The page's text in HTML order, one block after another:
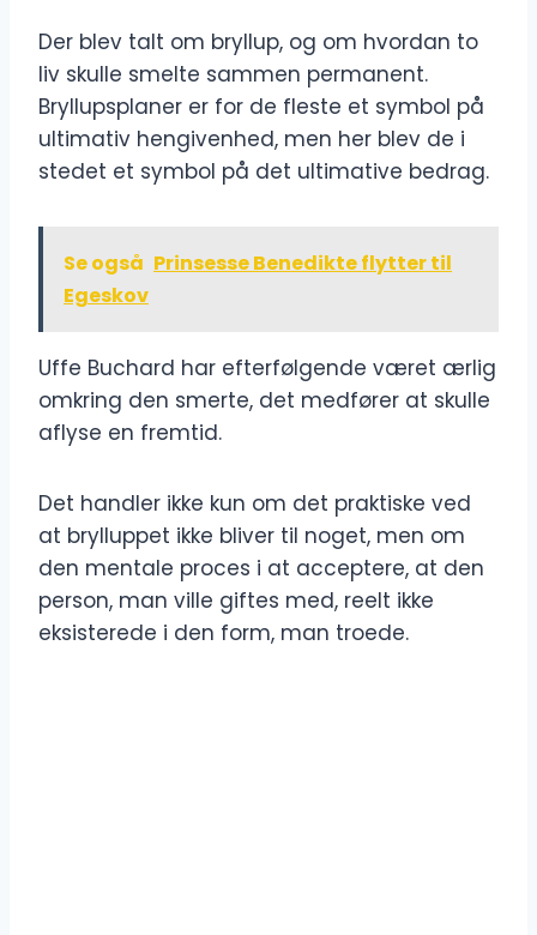
Der blev talt om bryllup, og om hvordan to
liv skulle smelte sammen permanent.
Bryllupsplaner er for de fleste et symbol på
ultimativ hengivenhed, men her blev de i
stedet et symbol på det ultimative bedrag.
Se også Prinsesse Benedikte flytter til
Egeskov
Uffe Buchard har efterfølgende været ærlig
omkring den smerte, det medfører at skulle
aflyse en fremtid.
Det handler ikke kun om det praktiske ved
at brylluppet ikke bliver til noget, men om
den mentale proces i at acceptere, at den
person, man ville giftes med, reelt ikke
eksisterede i den form, man troede.